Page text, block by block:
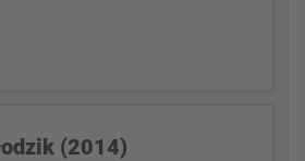
(2014)